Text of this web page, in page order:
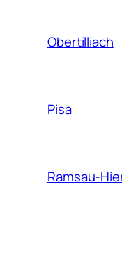
Obertilliach
Pisa
Ramsau-